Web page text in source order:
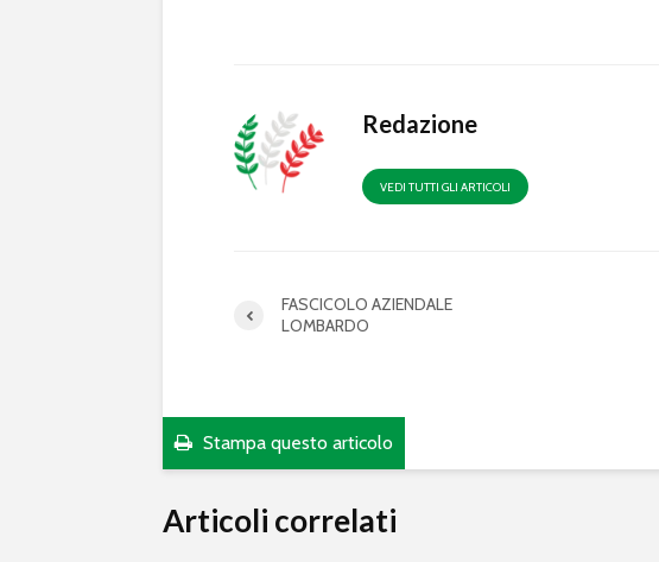
Redazione
VEDI TUTTI GLI ARTICOLI
FASCICOLO AZIENDALE
LOMBARDO
Stampa questo articolo
Articoli correlati